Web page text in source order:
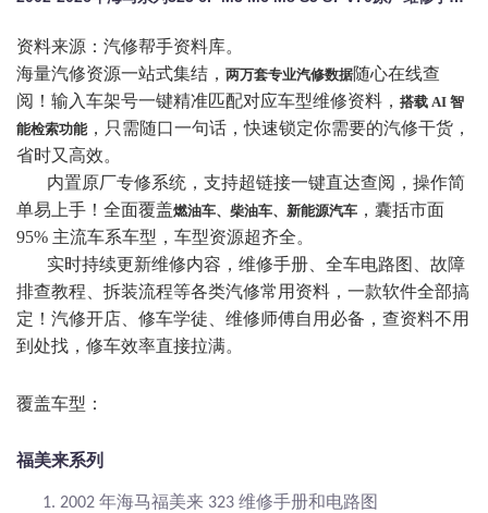
资料来源：汽修帮手资料库。
海量汽修资源一站式集结， 两万套专业汽修数据随心在线查
阅！输入车架号一键精准匹配对应车型维修资料， 搭载 AI 智
能检索功能 ，只需随口一句话，快速锁定你需要的汽修干货，
省时又高效。
内置原厂专修系统，支持超链接一键直达查阅，操作简
单易上手！全面覆盖燃油车、柴油车、新能源汽车 ，囊括市面
95% 主流车系车型，车型资源超齐全。
实时持续更新维修内容，维修手册、全车电路图、故障
排查教程、拆装流程等各类汽修常用资料，一款软件全部搞
定！汽修开店、修车学徒、维修师傅自用必备，查资料不用
到处找，修车效率直接拉满。
覆盖车型：
福美来系列
1. 2002 年海马福美来 323 维修手册和电路图